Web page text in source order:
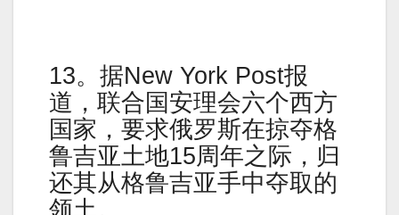
13。据New York Post报
道，联合国安理会六个西方
国家，要求俄罗斯在掠夺格
鲁吉亚土地15周年之际，归
还其从格鲁吉亚手中夺取的